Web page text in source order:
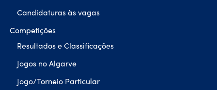
Candidaturas às vagas
Competições
Resultados e Classificações
Jogos no Algarve
Jogo/Torneio Particular